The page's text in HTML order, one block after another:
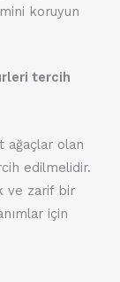
koruyun
tercih
ağaçlar olan
edilmelidir.
ve zarif bir
için